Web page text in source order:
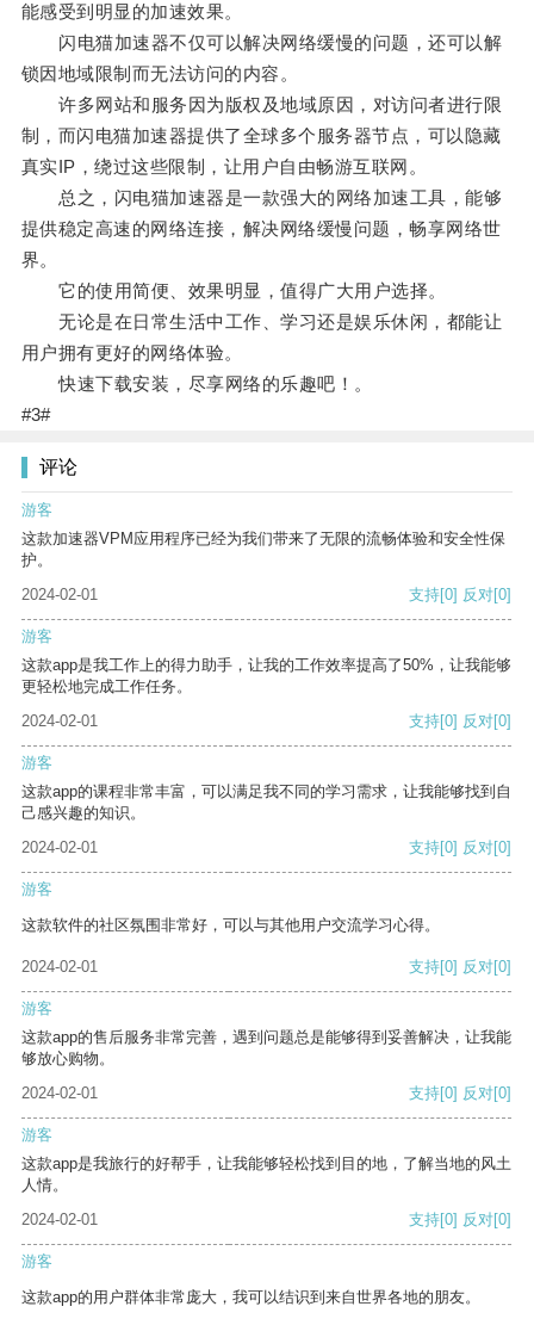
能感受到明显的加速效果。
闪电猫加速器不仅可以解决网络缓慢的问题，还可以解
锁因地域限制而无法访问的内容。
许多网站和服务因为版权及地域原因，对访问者进行限
制，而闪电猫加速器提供了全球多个服务器节点，可以隐藏
真实IP，绕过这些限制，让用户自由畅游互联网。
总之，闪电猫加速器是一款强大的网络加速工具，能够
提供稳定高速的网络连接，解决网络缓慢问题，畅享网络世
界。
它的使用简便、效果明显，值得广大用户选择。
无论是在日常生活中工作、学习还是娱乐休闲，都能让
用户拥有更好的网络体验。
快速下载安装，尽享网络的乐趣吧！。
#3#
评论
游客
这款加速器VPM应用程序已经为我们带来了无限的流畅体验和安全性保
护。
2024-02-01
支持[0] 反对[0]
游客
这款app是我工作上的得力助手，让我的工作效率提高了50%，让我能够
更轻松地完成工作任务。
2024-02-01
支持[0] 反对[0]
游客
这款app的课程非常丰富，可以满足我不同的学习需求，让我能够找到自
己感兴趣的知识。
2024-02-01
支持[0] 反对[0]
游客
这款软件的社区氛围非常好，可以与其他用户交流学习心得。
2024-02-01 支持[0] 反对[0]
游客
这款app的售后服务非常完善，遇到问题总是能够得到妥善解决，让我能
够放心购物。
2024-02-01
支持[0] 反对[0]
游客
这款app是我旅行的好帮手，让我能够轻松找到目的地，了解当地的风土
人情。
2024-02-01
支持[0] 反对[0]
游客
这款app的用户群体非常庞大，我可以结识到来自世界各地的朋友。